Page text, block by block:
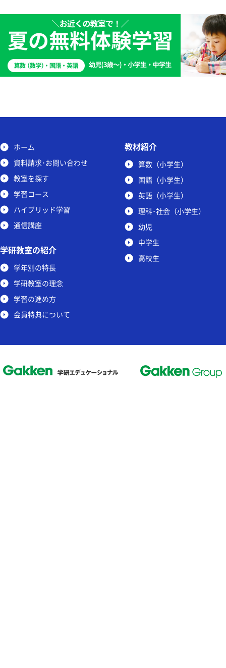
ホーム
資料請求･お問い合わせ
教室を探す
学習コース
ハイブリッド学習
通信講座
学研教室の紹介
学年別の特長
学研教室の理念
学習の進め方
会員特典について
教材紹介
算数（小学生）
国語（小学生）
英語（小学生）
理科･社会（小学生）
幼児
中学生
高校生